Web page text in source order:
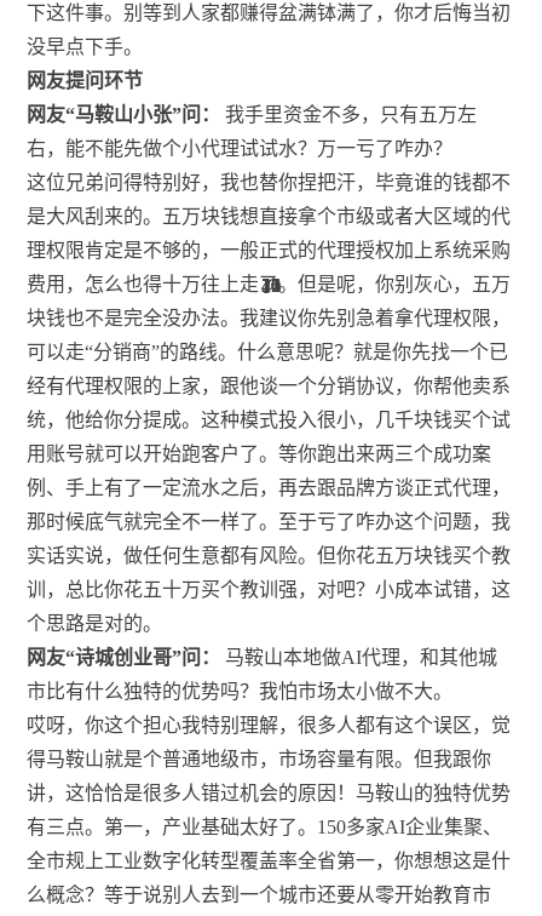
10
10
21
21
10
12
44
46
下这件事。别等到人家都赚得盆满钵满了，你才后悔当初
没早点下手。
网友提问环节
网友“马鞍山小张”问：
我手里资金不多，只有五万左
右，能不能先做个小代理试试水？万一亏了咋办？
这位兄弟问得特别好，我也替你捏把汗，毕竟谁的钱都不
是大风刮来的。五万块钱想直接拿个市级或者大区域的代
理权限肯定是不够的，一般正式的代理授权加上系统采购
费用，怎么也得十万往上走了。但是呢，你别灰心，五万
块钱也不是完全没办法。我建议你先别急着拿代理权限，
可以走“分销商”的路线。什么意思呢？就是你先找一个已
经有代理权限的上家，跟他谈一个分销协议，你帮他卖系
统，他给你分提成。这种模式投入很小，几千块钱买个试
用账号就可以开始跑客户了。等你跑出来两三个成功案
例、手上有了一定流水之后，再去跟品牌方谈正式代理，
那时候底气就完全不一样了。至于亏了咋办这个问题，我
实话实说，做任何生意都有风险。但你花五万块钱买个教
训，总比你花五十万买个教训强，对吧？小成本试错，这
个思路是对的。
网友“诗城创业哥”问：
马鞍山本地做AI代理，和其他城
市比有什么独特的优势吗？我怕市场太小做不大。
哎呀，你这个担心我特别理解，很多人都有这个误区，觉
得马鞍山就是个普通地级市，市场容量有限。但我跟你
讲，这恰恰是很多人错过机会的原因！马鞍山的独特优势
有三点。第一，产业基础太好了。150多家AI企业集聚、
全市规上工业数字化转型覆盖率全省第一，你想想这是什
么概念？等于说别人去到一个城市还要从零开始教育市